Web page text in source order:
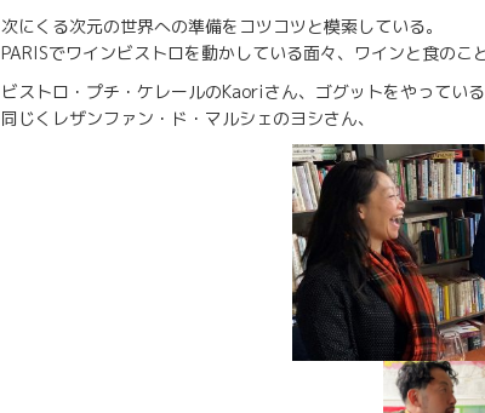
次にくる次元の世界への準備をコツコツと模索している。
PARISでワインビストロを動かしている面々、ワインと食の
ビストロ・プチ・ケレールのKaoriさん、ゴグットをやってい
同じくレザンファン・ド・マルシェのヨシさん、